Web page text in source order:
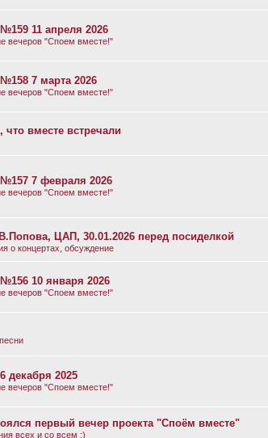
11 апреля 2026
вечеров "Споем вместе!"
7 марта 2026
вечеров "Споем вместе!"
что вместе встречали
7 февраля 2026
вечеров "Споем вместе!"
ЦАП, 30.01.2026 перед посиделкой
о концертах, обсуждение
10 января 2026
вечеров "Споем вместе!"
декабря 2025
вечеров "Споем вместе!"
первый вечер проекта "Споём вместе"
всех и со всем :)